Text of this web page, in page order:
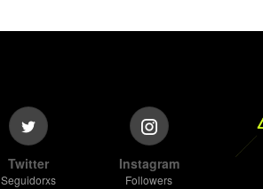
Twitter
Seguidorxs
Instagram
Followers